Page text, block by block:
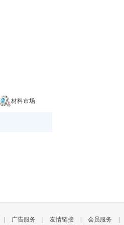
材料市场
广告服务 友情链接 会员服务